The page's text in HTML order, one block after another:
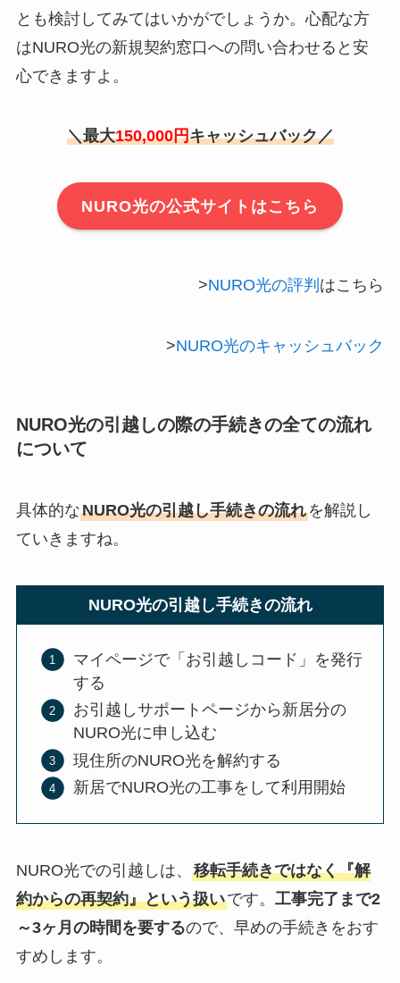
とも検討してみてはいかがでしょうか。心配な方
はNURO光の新規契約窓口への問い合わせると安
心できますよ。
＼最大150,000円キャッシュバック／
NURO光の公式サイトはこちら
>NURO光の評判 はこちら
>NURO光のキャッシュバック
NURO光の引越しの際の手続きの全ての流れ
について
具体的なNURO光の引越し手続きの流れを解説し
ていきますね。
NURO光の引越し手続きの流れ
マイページで「お引越しコード」を発行
する
お引越しサポートページから新居分の
NURO光に申し込む
現住所のNURO光を解約する
新居でNURO光の工事をして利用開始
NURO光での引越しは、 移転手続きではなく『解
約からの再契約』という扱いです。 工事完了まで2
～3ヶ月の時間を要するので、早めの手続きをおす
すめします。